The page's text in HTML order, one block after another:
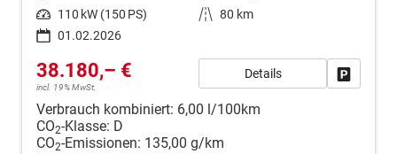
Leistung 110 kW (150 PS) Kilometerstand 80 km
01.02.2026
38.180,– €
incl. 19% MwSt.
Details
Verbrauch kombiniert: 6,00 l/100km
CO2-Klasse: D
CO2-Emissionen: 135,00 g/km